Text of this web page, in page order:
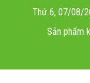
Thứ 6, 07/08/
Sản phẩm